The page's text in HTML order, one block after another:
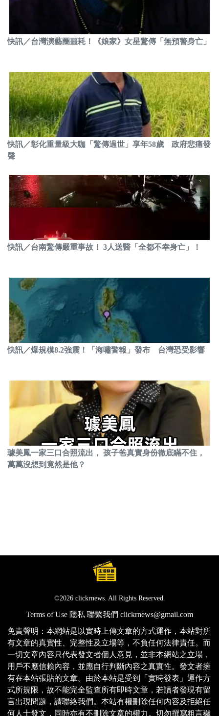
快訊／台灣演藝圈噩耗！《娘家》女星驚傳「無預警身亡」
快訊／彰化重量級大咖「驚傳過世」享年58歲 政府悲痛發
聲
快訊／台南驚傳嚴重事故！ 3人送醫「全都不幸身亡」！
快訊／爆規模8.2強震！「海嘯警報」發布 台灣恐受影響
璩美鳳一家三口合照流出， 孩子爸真實身份徹底瞞不住，
萬萬沒想到竟然是他？
©2026 clickrnews. All Rights Reserved.
Terms of Use 隱私 聯繫我們 clickrnews@gmail.com
免責聲明：本網站是以實時上傳文章的方式運作，本站對所
有文章的真實性、完整性及立場等，不負任何法律責任。而
一切文章內容只代表發文者個人意見，並非本網站之立場，
用戶不應信賴內容，並應自行判斷內容之真實性。發文者擁
有在本站張貼的文章。由於本站是受到「實時發表」運作方
式所規限，故不能完全監查所有即時文章，若讀者發現有留
言出現問題，請聯絡我們。本站有權刪除任何內容及拒絕任
何人士發文，同時亦有不刪除文章的權力。切勿撰寫粗言穢